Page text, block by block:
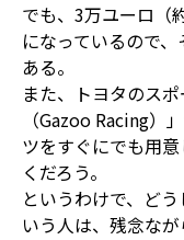
でも、3万ユーロ（
になっているので
ある。
また、トヨタのス
（Gazoo Racing）
ツをすぐにでも用
くだろう。
というわけで、ど
いう人は、残念な